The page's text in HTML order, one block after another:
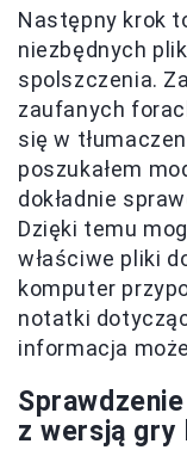
Następny krok
niezbędnych
spolszczenia.
zaufanych
się w
poszukałem
dokładnie
Dzięki temu
właściwe pliki
komputer
notatki
informacja
z wersją gry